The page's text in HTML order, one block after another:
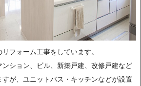
フォーム工事をしています。
ション、ビル、新築戸建、改修戸建など
が、ユニットバス・キッチンなどが設置